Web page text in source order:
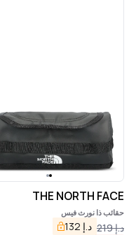
THE NORTH FACE
حقائب ذا نورث فيس
د.إ219 د.إ 132